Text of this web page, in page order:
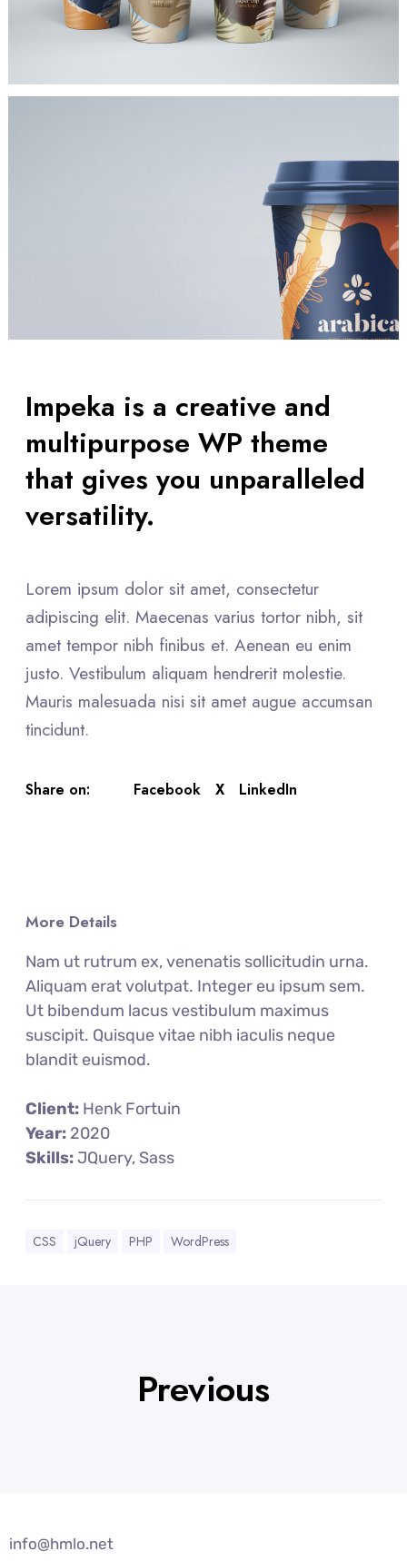
Impeka is a creative and
multipurpose WP theme
that gives you unparalleled
versatility.
Lorem ipsum dolor sit amet, consectetur
adipiscing elit. Maecenas varius tortor nibh, sit
amet tempor nibh finibus et. Aenean eu enim
justo. Vestibulum aliquam hendrerit molestie.
Mauris malesuada nisi sit amet augue accumsan
tincidunt.
Share on: Facebook X LinkedIn
More Details
Nam ut rutrum ex, venenatis sollicitudin urna.
Aliquam erat volutpat. Integer eu ipsum sem.
Ut bibendum lacus vestibulum maximus
suscipit. Quisque vitae nibh iaculis neque
blandit euismod.
Client: Henk Fortuin
Year: 2020
Skills:JQuery, Sass
CSS jQuery PHP WordPress
Previous
info@hmlo.net